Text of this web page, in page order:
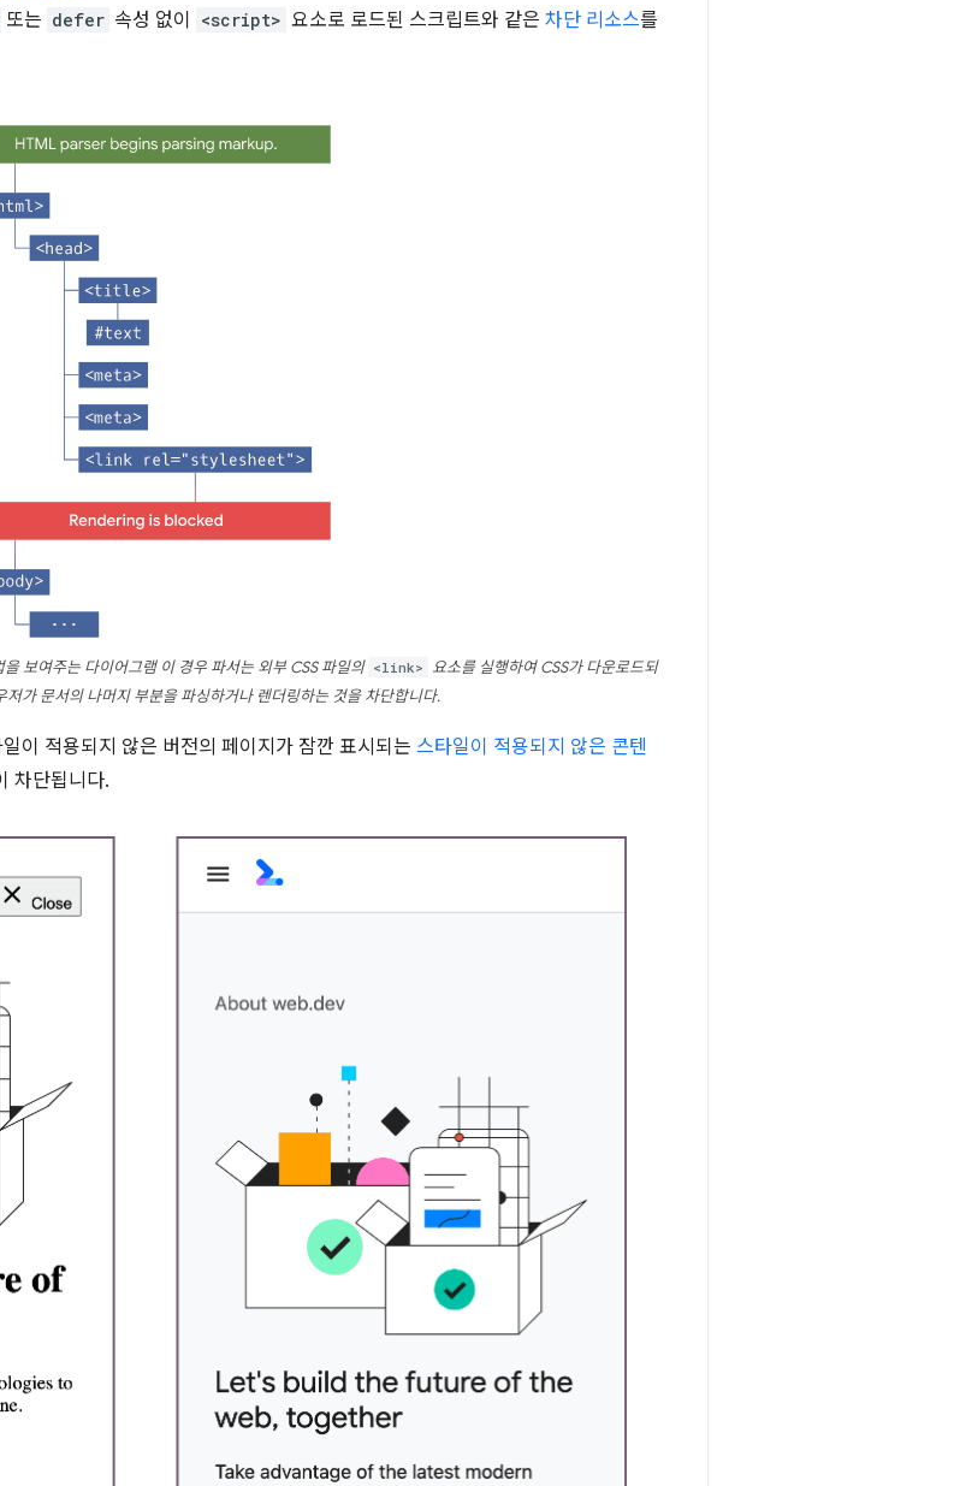
또는 defer 속성 없이 <script> 요소로 로드된 스크립트와 같은 차단 리소스를
보여주는 다이어그램 이 경우 파서는 외부 CSS 파일의 <link> 요소를 실행하여 CSS가 다운로드되
저가 문서의 나머지 부분을 파싱하거나 렌더링하는 것을 차단합니다.
이 적용되지 않은 버전의 페이지가 잠깐 표시되는 스타일이 적용되지 않은 콘텐
차단됩니다.